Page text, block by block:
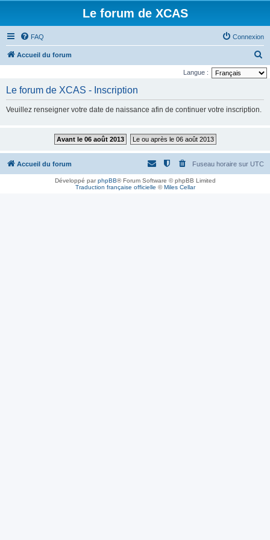
Le forum de XCAS
FAQ Connexion
Accueil du forum
e
h
Langue :
Le forum de XCAS - Inscription
Veuillez renseigner votre date de naissance afin de continuer votre inscription.
Avant le 06 août 2013 Le ou après le 06 août 2013
Accueil du forum Fuseau horaire sur UTC
Développé parphpBB® Forum Software © phpBB Limited
Traduction française officielle ©Miles Cellar